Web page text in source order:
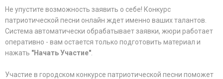
Не упустите возможность заявить о себе! Конкурс
патриотической песни онлайн ждет именно ваших талантов.
Система автоматически обрабатывает заявки, жюри работает
оперативно - вам остается только подготовить материал и
нажать "Начать Участие"
Участие в городском конкурсе патриотической песни поможет